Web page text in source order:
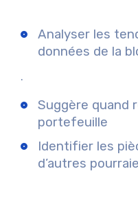
Analyser les
données de la
.
Suggère quand
portefeuille
Identifier les
d’autres